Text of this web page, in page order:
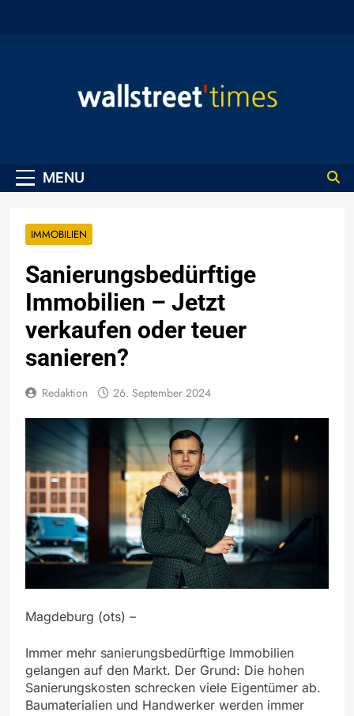
MENU
IMMOBILIEN
Sanierungsbedürftige
Immobilien – Jetzt
verkaufen oder teuer
sanieren?
Redaktion 26. September 2024
Magdeburg (ots) –
Immer mehr sanierungsbedürftige Immobilien
gelangen auf den Markt. Der Grund: Die hohen
Sanierungskosten schrecken viele Eigentümer ab.
Baumaterialien und Handwerker werden immer